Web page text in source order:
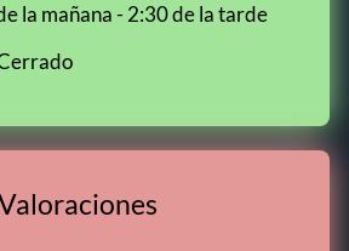
la mañana - 2:30 de la tarde